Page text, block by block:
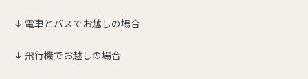
電車とバスでお越しの場合
飛行機でお越しの場合